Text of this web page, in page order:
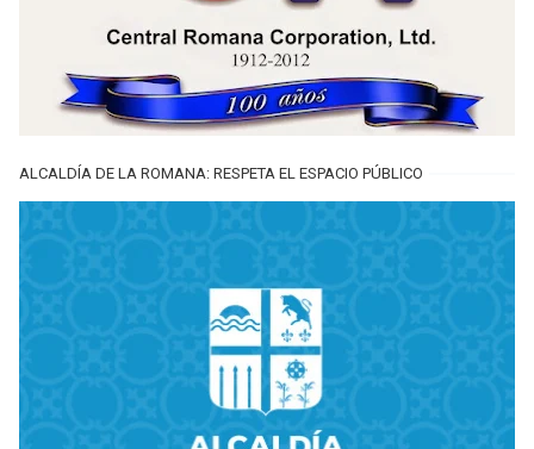
ALCALDÍA DE LA ROMANA: RESPETA EL ESPACIO PÚBLICO